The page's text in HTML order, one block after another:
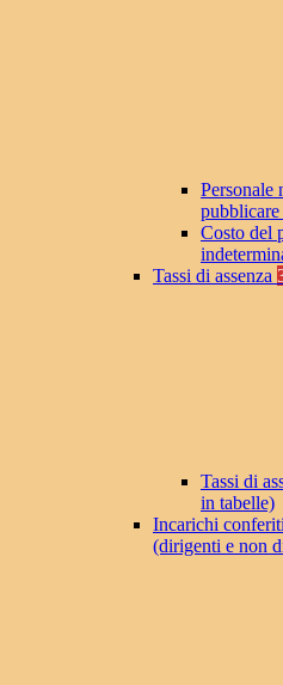
Personale
Costo del
Tassi di assenza
Tassi di
in tabelle)
Incarichi
(dirigenti e non